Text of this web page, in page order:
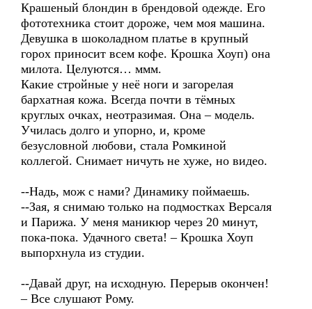
Крашеный блондин в брендовой одежде. Его
фототехника стоит дороже, чем моя машина.
Девушка в шоколадном платье в крупный
горох приносит всем кофе. Крошка Хоуп) она
милота. Целуются… ммм.
Какие стройные у неё ноги и загорелая
бархатная кожа. Всегда почти в тёмных
круглых очках, неотразимая. Она – модель.
Училась долго и упорно, и, кроме
безусловной любови, стала Ромкиной
коллегой. Снимает ничуть не хуже, но видео.
--Надь, мож с нами? Динамику поймаешь.
--Зая, я снимаю только на подмостках Версаля
и Парижа. У меня маникюр через 20 минут,
пока-пока. Удачного света! – Крошка Хоуп
выпорхнула из студии.
--Давай друг, на исходную. Перерыв окончен!
– Все слушают Рому.